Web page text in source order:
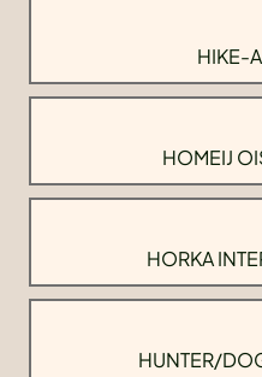
HIKE-
HOMEIJ
HORKA
HUNTER/